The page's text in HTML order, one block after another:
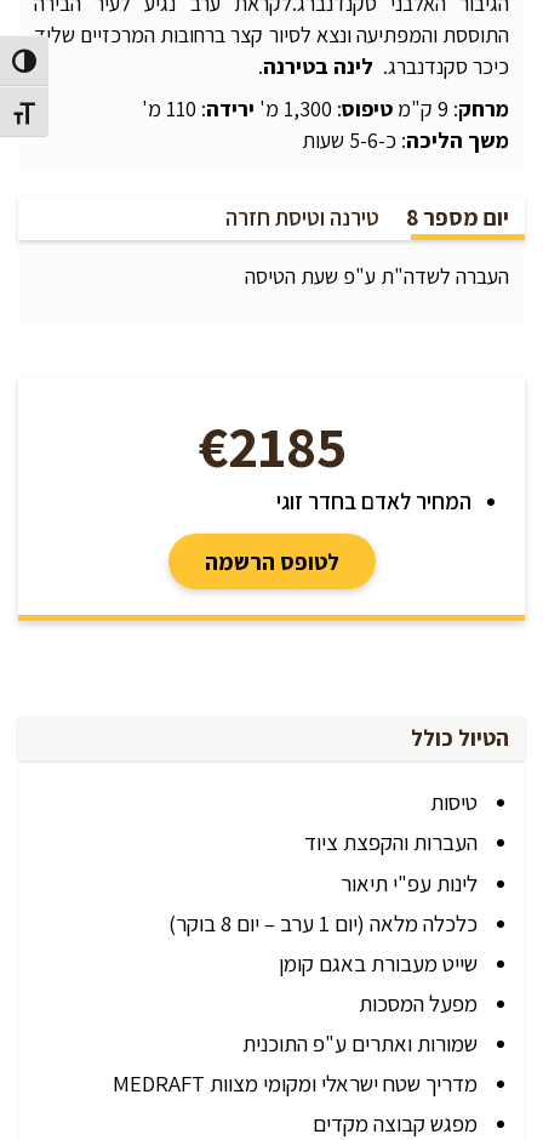
מתג
התוססת והמפתיעה ונצא לסיור קצר ברחובות המרכזיים שליד
כיכר סקנדנברג. לינה בטירנה.
מרחק: 9 ק"מ טיפוס: 1,300 מ' ירידה: 110 מ'
משך הליכה: כ-5-6 שעות
יום מספר 8 טירנה וטיסת חזרה
העברה לשדה"ת ע"פ שעת הטיסה
€2185
המחיר לאדם בחדר זוגי
לטופס הרשמה
הטיול כולל
טיסות
העברות והקפצת ציוד
לינות עפ"י תיאור
כלכלה מלאה (יום 1 ערב – יום 8 בוקר)
שייט מעבורת באגם קומן
מפעל המסכות
שמורות ואתרים ע"פ התוכנית
מדריך שטח ישראלי ומקומי מצוות MEDRAFT
מפגש קבוצה מקדים